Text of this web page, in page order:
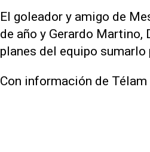
El goleador y amigo de
de año y Gerardo
planes del equipo
Con información de Télam